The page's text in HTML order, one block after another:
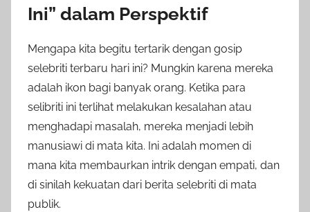
Ini” dalam Perspektif
Mengapa kita begitu tertarik dengan gosip
selebriti terbaru hari ini? Mungkin karena mereka
adalah ikon bagi banyak orang. Ketika para
selibriti ini terlihat melakukan kesalahan atau
menghadapi masalah, mereka menjadi lebih
manusiawi di mata kita. Ini adalah momen di
mana kita membaurkan intrik dengan empati, dan
di sinilah kekuatan dari berita selebriti di mata
publik.